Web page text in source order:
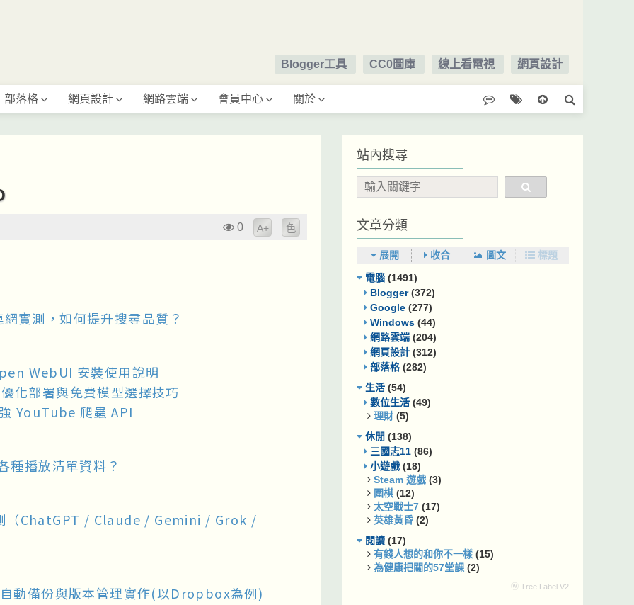
Blogger工具 CC0圖庫 線上看電視 網頁設計
部落格 網頁設計 網路雲端 會員中心 關於
0 A+ 色
實測，如何提升搜尋品質？
WebUI 安裝使用說明
化部署與免費模型選擇技巧
YouTube 爬蟲 API
種播放清單資料？
（ChatGPT / Claude / Gemini / Grok /
動備份與版本管理實作(以Dropbox為例)
站內搜尋
文章分類
展開 收合 圖文
標題
電腦 (1491)
Blogger(372)
Google (277)
Windows (44)
網路雲端 (204)
網頁設計 (312)
部落格(282)
生活 (54)
數位生活 (49)
理財 (5)
休閒 (138)
三國志11 (86)
小遊戲 (18)
Steam 遊戲 (3)
圍棋 (12)
太空戰士7 (17)
英雄黃昏 (2)
閱讀 (17)
有錢人想的和你不一樣 (15)
為健康把關的57堂課 (2)
ⓦ Tree Label V2